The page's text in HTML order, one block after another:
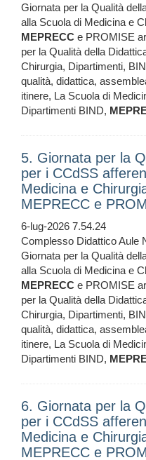
Giornata per la Qualità
alla Scuola di Medicina e
MEPRECC e PROMISE
per la Qualità della
Chirurgia, Dipartimenti,
qualità, didattica,
itinere, La Scuola di
Dipartimenti BIND,
5. Giornata per la
per i CCdSS
Medicina e
MEPRECC e
6-lug-2026 7.54.24
Complesso Didattico Aule
Giornata per la Qualità
alla Scuola di Medicina e
MEPRECC e PROMISE
per la Qualità della
Chirurgia, Dipartimenti,
qualità, didattica,
itinere, La Scuola di
Dipartimenti BIND,
6. Giornata per la
per i CCdSS
Medicina e
MEPRECC e